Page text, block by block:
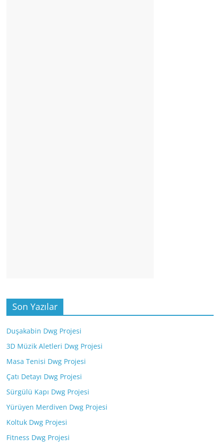
Son Yazılar
Duşakabin Dwg Projesi
3D Müzik Aletleri Dwg Projesi
Masa Tenisi Dwg Projesi
Çatı Detayı Dwg Projesi
Sürgülü Kapı Dwg Projesi
Yürüyen Merdiven Dwg Projesi
Koltuk Dwg Projesi
Fitness Dwg Projesi